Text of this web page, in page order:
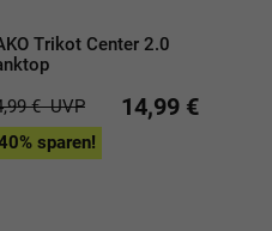
Trikot Center 2.0
€UVP 14,99 €
sparen!